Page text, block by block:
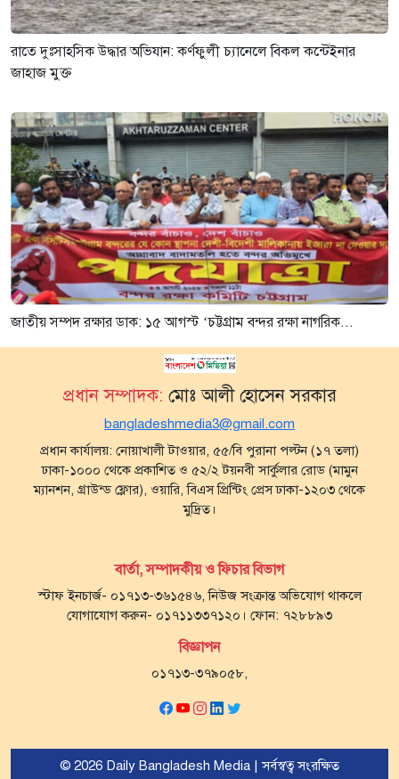
রাতে দুঃসাহসিক উদ্ধার অভিযান: কর্ণফুলী চ্যানেলে বিকল কন্টেইনার
জাহাজ মুক্ত
জাতীয় সম্পদ রক্ষার ডাক: ১৫ আগস্ট ‘চট্টগ্রাম বন্দর রক্ষা নাগরিক...
প্রধান সম্পাদক: মোঃ আলী হোসেন সরকার
bangladeshmedia3@gmail.com
প্রধান কার্যালয়: নোয়াখালী টাওয়ার, ৫৫/বি পুরানা পল্টন (১৭ তলা)
ঢাকা-১০০০ থেকে প্রকাশিত ও ৫২/২ টয়নবী সার্কুলার রোড (মামুন
ম্যানশন, গ্রাউন্ড ফ্লোর), ওয়ারি, বিএস প্রিন্টিং প্রেস ঢাকা-১২০৩ থেকে
মুদ্রিত।
বার্তা, সম্পাদকীয় ও ফিচার বিভাগ
স্টাফ ইনচার্জ- ০১৭১৩-৩৬১৫৪৬, নিউজ সংক্রান্ত অভিযোগ থাকলে
যোগাযোগ করুন- ০১৭১১৩৩৭১২০। ফোন: ৭২৮৮৯৩
বিজ্ঞাপন
০১৭১৩-৩৭৯০৫৮,
© 2026 Daily Bangladesh Media | সর্বস্বত্ব সংরক্ষিত